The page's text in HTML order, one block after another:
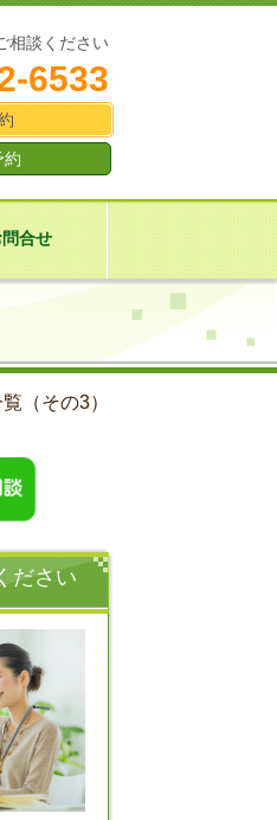
相談ください
6533
問合せ
（その3）
ださい